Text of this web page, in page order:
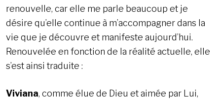
renouvelle, car elle me parle beaucoup et je
désire qu’elle continue à m’accompagner dans la
vie que je découvre et manifeste aujourd’hui.
Renouvelée en fonction de la réalité actuelle, elle
s’est ainsi traduite :
Viviana, comme élue de Dieu et aimée par Lui,